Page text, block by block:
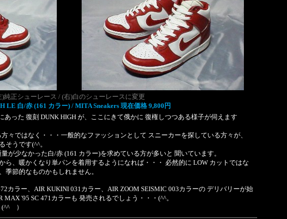
)純正シューレース / (右)白のシューレースに変更
LE 白/赤 (161 カラー) / MITA Sneakers 現在価格 9,800円
った 復刻 DUNK HIGH が、ここにきて俄かに 復権しつつある様子が伺えます
々ではなく・・・一般的なファッションとして スニーカーを探している方々が、
そうです(^^。
が少なかった白/赤 (161 カラー)を求めている方が多いと 聞いています。
ら、暖かくなり単パンを着用するようになれば・・・ 必然的に LOW カットではな
季節的なものかもしれません。
カラー、AIR KUKINI 031カラー、AIR ZOOM SEISMIC 003カラーの デリバリーが始
'95 SC 471カラーも 発売されるでしょう・・・(^^。
ゞ）